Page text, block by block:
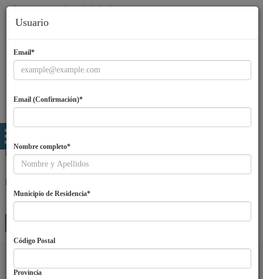
Usuario
Email*
Email (Confirmación)*
Nombre completo*
Municipio de Residencia*
Código Postal
Provincia
Email
Password
Entra ¿Olvidaste tu password? Regístrate
Idiomas